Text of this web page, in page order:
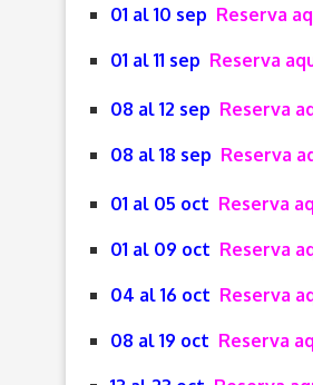
01 al 10 sep Reserva
01 al 11 sep Reserva
08 al 12 sep Reserva
08 al 18 sep Reserva
01 al 05 oct Reserva
01 al 09 oct Reserva
04 al 16 oct Reserva
08 al 19 oct Reserva